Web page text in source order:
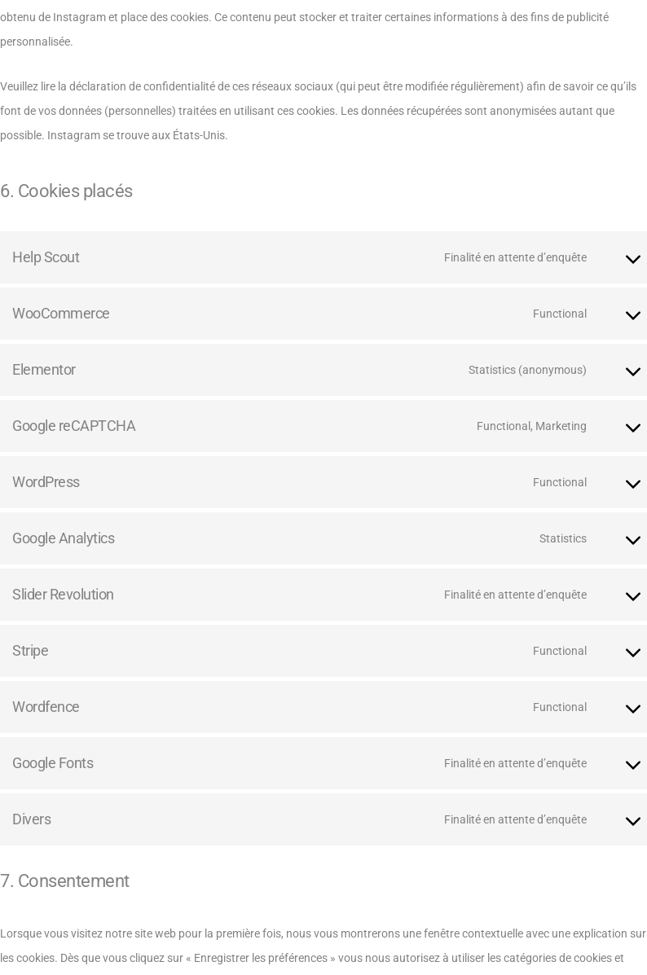
obtenu de Instagram et place des cookies. Ce contenu peut stocker et traiter certaines informations à des fins de publicité
personnalisée.
Veuillez lire la déclaration de confidentialité de ces réseaux sociaux (qui peut être modifiée régulièrement) afin de savoir ce qu’ils
font de vos données (personnelles) traitées en utilisant ces cookies. Les données récupérées sont anonymisées autant que
possible. Instagram se trouve aux États-Unis.
6. Cookies placés
Help Scout Finalité en attente d’enquête
WooCommerce Functional
Elementor Statistics (anonymous)
Google reCAPTCHA Functional, Marketing
WordPress Functional
Google Analytics Statistics
Slider Revolution Finalité en attente d’enquête
Stripe Functional
Wordfence Functional
Google Fonts Finalité en attente d’enquête
Divers Finalité en attente d’enquête
7. Consentement
Lorsque vous visitez notre site web pour la première fois, nous vous montrerons une fenêtre contextuelle avec une explication sur
les cookies. Dès que vous cliquez sur « Enregistrer les préférences » vous nous autorisez à utiliser les catégories de cookies et